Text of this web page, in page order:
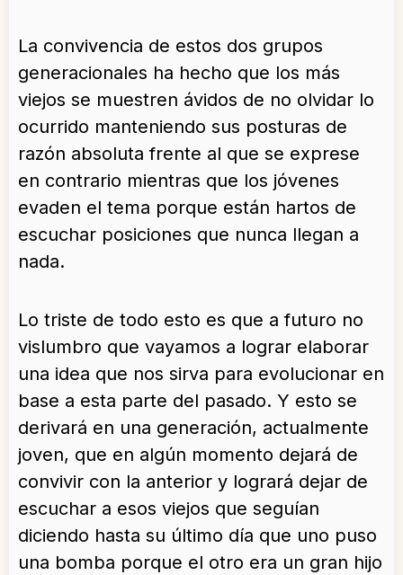
La convivencia de estos dos grupos
generacionales ha hecho que los más
viejos se muestren ávidos de no olvidar lo
ocurrido manteniendo sus posturas de
razón absoluta frente al que se exprese
en contrario mientras que los jóvenes
evaden el tema porque están hartos de
escuchar posiciones que nunca llegan a
nada.
Lo triste de todo esto es que a futuro no
vislumbro que vayamos a lograr elaborar
una idea que nos sirva para evolucionar en
base a esta parte del pasado. Y esto se
derivará en una generación, actualmente
joven, que en algún momento dejará de
convivir con la anterior y logrará dejar de
escuchar a esos viejos que seguían
diciendo hasta su último día que uno puso
una bomba porque el otro era un gran hijo